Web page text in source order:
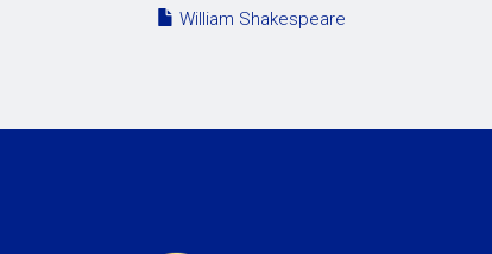
William Shakespeare